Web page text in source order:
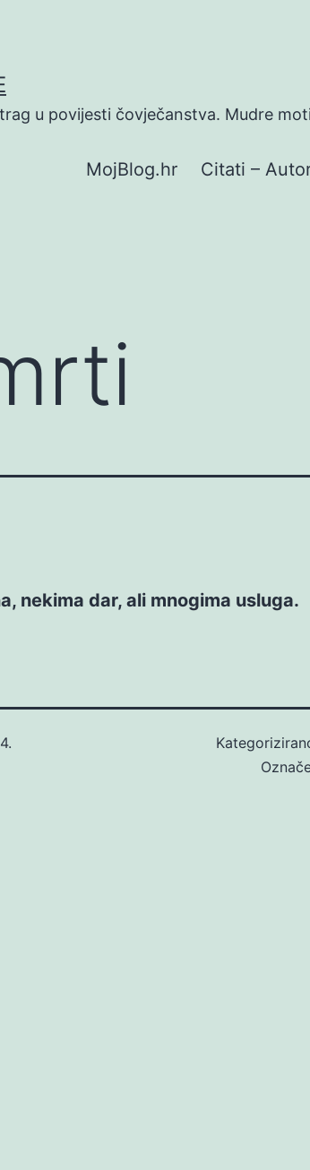
u povijesti čovječanstva. Mudre
MojBlog.hr Citati –
nekima dar, ali mnogima usluga.